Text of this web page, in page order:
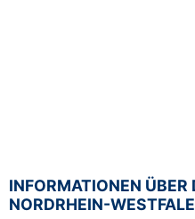
BROSCHÜRE:
INFORMATIONEN
NORDRHEIN-